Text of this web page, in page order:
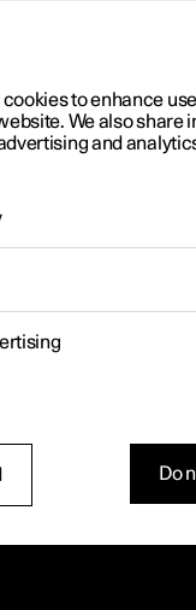
to enhance
We also share
and
Do